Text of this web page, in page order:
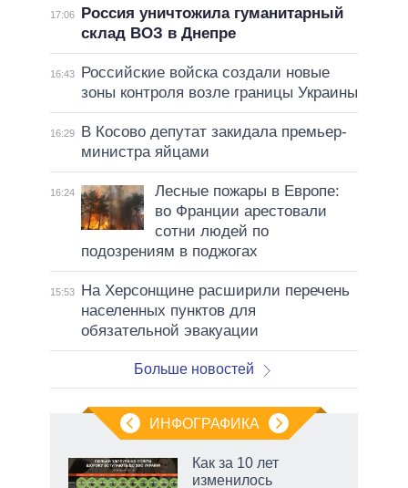
17:06
Россия уничтожила гуманитарный
склад ВОЗ в Днепре
16:43
Российские войска создали новые
зоны контроля возле границы Украины
16:29
В Косово депутат закидала премьер-
министра яйцами
16:24
Лесные пожары в Европе:
во Франции арестовали
сотни людей по
подозрениям в поджогах
15:53
На Херсонщине расширили перечень
населенных пунктов для
обязательной эвакуации
Больше новостей
ИНФОГРАФИКА
Как за 10 лет
изменилось